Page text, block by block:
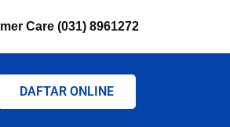
Care (031) 8961272
DAFTAR ONLINE